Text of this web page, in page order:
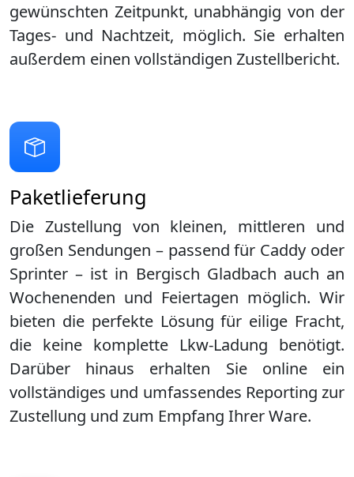
Paketlieferung
Die Zustellung von kleinen, mittleren und
großen Sendungen – passend für Caddy oder
Sprinter – ist in Bergisch Gladbach auch an
Wochenenden und Feiertagen möglich. Wir
bieten die perfekte Lösung für eilige Fracht,
die keine komplette Lkw-Ladung benötigt.
Darüber hinaus erhalten Sie online ein
vollständiges und umfassendes Reporting zur
Zustellung und zum Empfang Ihrer Ware.
gewünschten Zeitpunkt, unabhängig von der
Tages- und Nachtzeit, möglich. Sie erhalten
außerdem einen vollständigen Zustellbericht.